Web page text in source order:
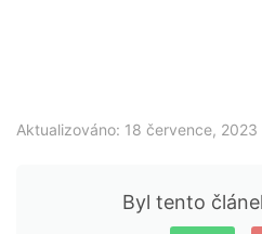
Aktualizováno: 18 července, 2023
Byl tento